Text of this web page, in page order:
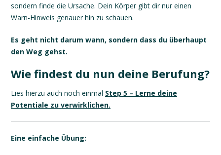
sondern finde die Ursache. Dein Körper gibt dir nur einen
Warn-Hinweis genauer hin zu schauen.
Es geht nicht darum wann, sondern dass du überhaupt
den Weg gehst.
Wie findest du nun deine Berufung?
Lies hierzu auch noch einmal Step 5 – Lerne deine
Potentiale zu verwirklichen.
Eine einfache Übung: